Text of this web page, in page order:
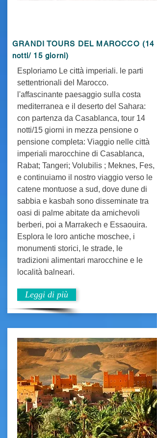
GRANDI TOURS DEL MAROCCO (14
notti/ 15 giorni)
Esploriamo Le città imperiali. le parti
settentrionali del Marocco.
l'affascinante paesaggio sulla costa
mediterranea e il deserto del Sahara:
con partenza da Casablanca, tour 14
notti/15 giorni in mezza pensione o
pensione completa: Viaggio nelle città
imperiali marocchine di Casablanca,
Rabat; Tangeri; Volubilis ; Meknes, Fes,
e continuiamo il nostro viaggio verso le
catene montuose a sud, dove dune di
sabbia e kasbah sono disseminate tra
oasi di palme abitate da amichevoli
berberi, poi a Marrakech e Essaouira.
Esplora le loro antiche moschee, i
monumenti storici, le strade, le
tradizioni alimentari marocchine e le
località balneari.
Leggi di più